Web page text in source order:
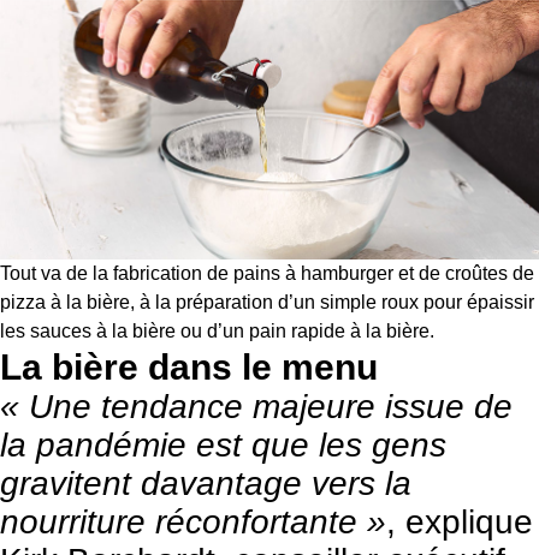
Tout va de la fabrication de pains à hamburger et de croûtes de
pizza à la bière, à la préparation d’un simple roux pour épaissir
les sauces à la bière ou d’un pain rapide à la bière.
La bière dans le menu
« Une tendance majeure issue de
la pandémie est que les gens
gravitent davantage vers la
nourriture réconfortante », explique